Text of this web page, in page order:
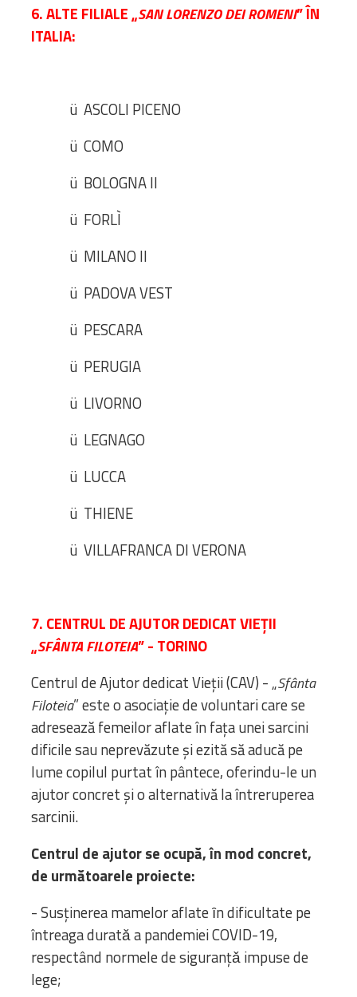
6. ALTE FILIALE „SAN LORENZO DEI ROMENI” ÎN
ITALIA:
ü ASCOLI PICENO
ü COMO
ü BOLOGNA II
ü FORLÌ
ü MILANO II
ü PADOVA VEST
ü PESCARA
ü PERUGIA
ü LIVORNO
ü LEGNAGO
ü LUCCA
ü THIENE
ü VILLAFRANCA DI VERONA
7. CENTRUL DE AJUTOR DEDICAT VIEŢII
„SFÂNTA FILOTEIA” - TORINO
Centrul de Ajutor dedicat Vieţii (CAV) - „Sfânta
Filoteia” este o asociaţie de voluntari care se
adresează femeilor aflate în faţa unei sarcini
dificile sau neprevăzute şi ezită să aducă pe
lume copilul purtat în pântece, oferindu-le un
ajutor concret şi o alternativă la întreruperea
sarcinii.
Centrul de ajutor se ocupă, în mod concret,
de următoarele proiecte:
- Susținerea mamelor aflate ȋn dificultate pe
întreaga duratǎ a pandemiei COVID-19,
respectând normele de siguranțǎ impuse de
lege;